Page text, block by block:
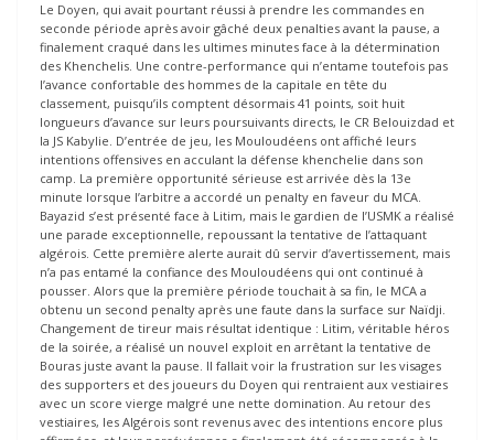
Le Doyen, qui avait pourtant réussi à prendre les commandes en
seconde période après avoir gâché deux penalties avant la pause, a
finalement craqué dans les ultimes minutes face à la détermination
des Khenchelis. Une contre-performance qui n’entame toutefois pas
l’avance confortable des hommes de la capitale en tête du
classement, puisqu’ils comptent désormais 41 points, soit huit
longueurs d’avance sur leurs poursuivants directs, le CR Belouizdad et
la JS Kabylie. D’entrée de jeu, les Mouloudéens ont affiché leurs
intentions offensives en acculant la défense khenchelie dans son
camp. La première opportunité sérieuse est arrivée dès la 13e
minute lorsque l’arbitre a accordé un penalty en faveur du MCA.
Bayazid s’est présenté face à Litim, mais le gardien de l’USMK a réalisé
une parade exceptionnelle, repoussant la tentative de l’attaquant
algérois. Cette première alerte aurait dû servir d’avertissement, mais
n’a pas entamé la confiance des Mouloudéens qui ont continué à
pousser. Alors que la première période touchait à sa fin, le MCA a
obtenu un second penalty après une faute dans la surface sur Naïdji.
Changement de tireur mais résultat identique : Litim, véritable héros
de la soirée, a réalisé un nouvel exploit en arrêtant la tentative de
Bouras juste avant la pause. Il fallait voir la frustration sur les visages
des supporters et des joueurs du Doyen qui rentraient aux vestiaires
avec un score vierge malgré une nette domination. Au retour des
vestiaires, les Algérois sont revenus avec des intentions encore plus